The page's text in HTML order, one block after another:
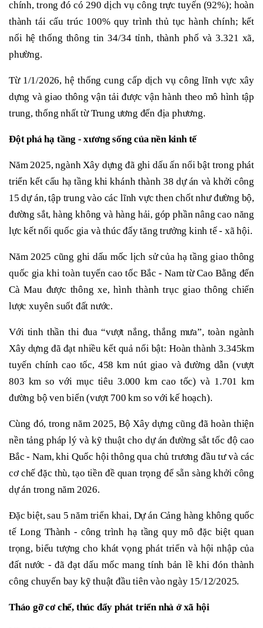
chính, trong đó có 290 dịch vụ công trực tuyến (92%); hoàn
thành tái cấu trúc 100% quy trình thủ tục hành chính; kết
nối hệ thống thông tin 34/34 tỉnh, thành phố và 3.321 xã,
phường.
Từ 1/1/2026, hệ thống cung cấp dịch vụ công lĩnh vực xây
dựng và giao thông vận tải được vận hành theo mô hình tập
trung, thống nhất từ Trung ương đến địa phương.
Đột phá hạ tầng - xương sống của nền kinh tế
Năm 2025, ngành Xây dựng đã ghi dấu ấn nổi bật trong phát
triển kết cấu hạ tầng khi khánh thành 38 dự án và khởi công
15 dự án, tập trung vào các lĩnh vực then chốt như đường bộ,
đường sắt, hàng không và hàng hải, góp phần nâng cao năng
lực kết nối quốc gia và thúc đẩy tăng trưởng kinh tế - xã hội.
Năm 2025 cũng ghi dấu mốc lịch sử của hạ tầng giao thông
quốc gia khi toàn tuyến cao tốc Bắc - Nam từ Cao Bằng đến
Cà Mau được thông xe, hình thành trục giao thông chiến
lược xuyên suốt đất nước.
Với tinh thần thi đua “vượt nắng, thắng mưa”, toàn ngành
Xây dựng đã đạt nhiều kết quả nổi bật: Hoàn thành 3.345km
tuyến chính cao tốc, 458 km nút giao và đường dẫn (vượt
803 km so với mục tiêu 3.000 km cao tốc) và 1.701 km
đường bộ ven biển (vượt 700 km so với kế hoạch).
Cùng đó, trong năm 2025, Bộ Xây dựng cũng đã hoàn thiện
nền tảng pháp lý và kỹ thuật cho dự án đường sắt tốc độ cao
Bắc - Nam, khi Quốc hội thông qua chủ trương đầu tư và các
cơ chế đặc thù, tạo tiền đề quan trọng để sẵn sàng khởi công
dự án trong năm 2026.
Đặc biệt, sau 5 năm triển khai, Dự án Cảng hàng không quốc
tế Long Thành - công trình hạ tầng quy mô đặc biệt quan
trọng, biểu tượng cho khát vọng phát triển và hội nhập của
đất nước - đã đạt dấu mốc mang tính bản lề khi đón thành
công chuyến bay kỹ thuật đầu tiên vào ngày 15/12/2025.
Tháo gỡ cơ chế, thúc đẩy phát triển nhà ở xã hội